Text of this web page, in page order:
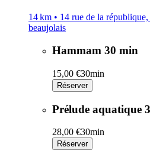
14 km • 14 rue de la
beaujolais
Hammam 30 min
15,00 €30min
Réserver
Prélude aquatique
28,00 €30min
Réserver